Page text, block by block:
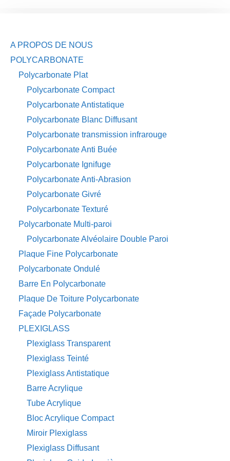
A PROPOS DE NOUS
POLYCARBONATE
Polycarbonate Plat
Polycarbonate Compact
Polycarbonate Antistatique
Polycarbonate Blanc Diffusant
Polycarbonate transmission infrarouge
Polycarbonate Anti Buée
Polycarbonate Ignifuge
Polycarbonate Anti-Abrasion
Polycarbonate Givré
Polycarbonate Texturé
Polycarbonate Multi-paroi
Polycarbonate Alvéolaire Double Paroi
Plaque Fine Polycarbonate
Polycarbonate Ondulé
Barre En Polycarbonate
Plaque De Toiture Polycarbonate
Façade Polycarbonate
PLEXIGLASS
Plexiglass Transparent
Plexiglass Teinté
Plexiglass Antistatique
Barre Acrylique
Tube Acrylique
Bloc Acrylique Compact
Miroir Plexiglass
Plexiglass Diffusant